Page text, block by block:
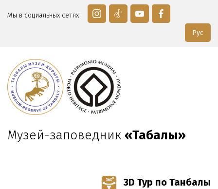
Мы в социальных сетях
Рус
Музей-заповедник «Таңбалы»
3D Тур по Танбалы